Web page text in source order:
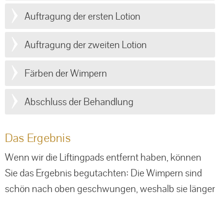
Auftragung der ersten Lotion
Auftragung der zweiten Lotion
Färben der Wimpern
Abschluss der Behandlung
Das Ergebnis
Wenn wir die Liftingpads entfernt haben, können
Sie das Ergebnis begutachten: Die Wimpern sind
schön nach oben geschwungen, weshalb sie länger